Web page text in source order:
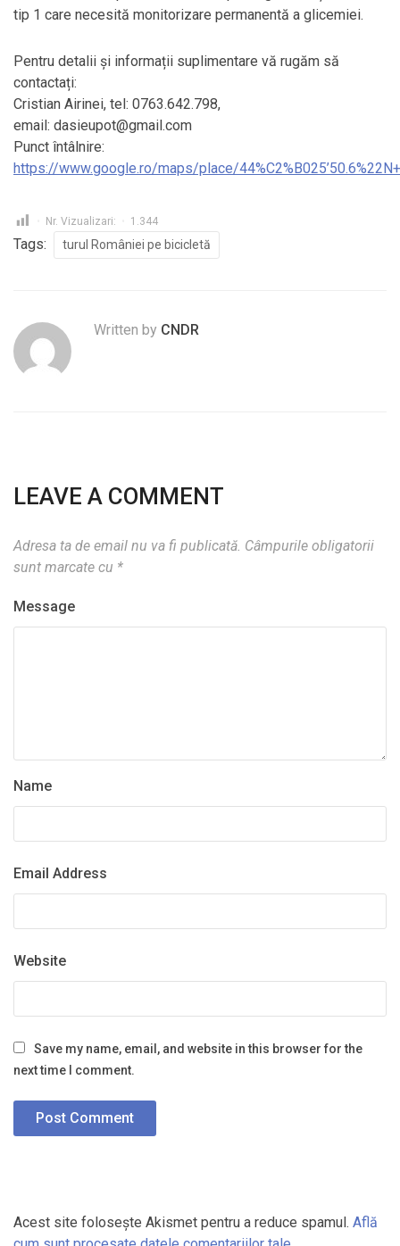
tip 1 care necesită monitorizare permanentă a glicemiei.
Pentru detalii și informații suplimentare vă rugăm să
contactați:
Cristian Airinei, tel: 0763.642.798,
email: dasieupot@gmail.com
Punct întâlnire:
https://www.google.ro/maps/place/
Nr. Vizualizari: 1.344
Tags: turul României pe bicicletă
Written by CNDR
LEAVE A COMMENT
Adresa ta de email nu va fi publicată. Câmpurile obligatorii
sunt marcate cu *
Message
Name
Email Address
Website
Save my name, email, and website in this browser for the
next time I comment.
Acest site folosește Akismet pentru a reduce spamul. Află